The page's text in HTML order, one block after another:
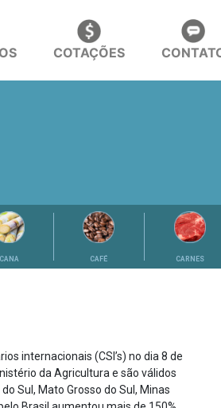
COTAÇÕES
CANA CAFÉ CARNES
internacionais (CSI’s) no dia 8 de
da Agricultura e são válidos
Sul, Mato Grosso do Sul, Minas